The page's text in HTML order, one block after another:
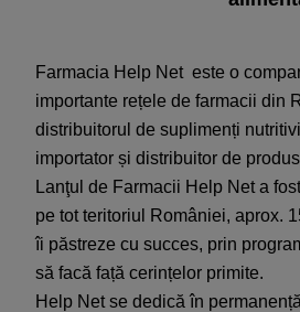
Farmacia Help Net este o
importante rețele de farmacii din
distribuitorul de suplimenți
importator și distribuitor de
Lanţul de Farmacii Help Net a
pe tot teritoriul României, aprox.
îi păstreze cu succes, prin
să facă față cerințelor primite.
Help Net se dedică în